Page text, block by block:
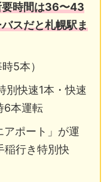
要時間は36〜43
スだと札幌駅ま
5本）
別快速1本・快速
6本運転
ポート」が運
稲行き特別快